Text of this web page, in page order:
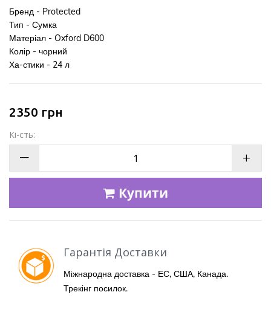
Бренд - Protected
Тип - Сумка
Матеріал - Oxford D600
Колір - чорний
Ха-стики - 24 л
2350 грн
Кі-сть:
— +
Купити
Гарантія Доставки
Міжнародна доставка - ЕС, США, Канада.
Трекінг посилок.